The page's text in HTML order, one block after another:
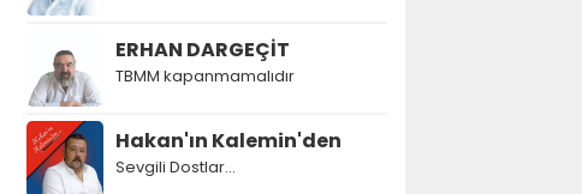
ERHAN DARGEÇİT
TBMM kapanmamalıdır
Hakan'ın Kalemin'den
Sevgili Dostlar...